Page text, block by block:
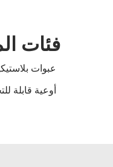
فئات
عبوات
أوعية قابلة